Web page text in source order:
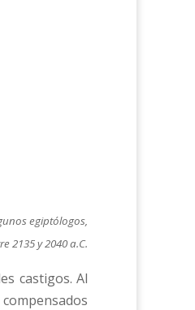
egiptólogos,
2135 y 2040 a.C.
castigos. Al